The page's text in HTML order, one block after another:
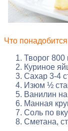
Что понадобится
Творог 800
Куриное
Сахар 3-4
Изюм ½
Ванилин
Манная
Соль по
Сметана,